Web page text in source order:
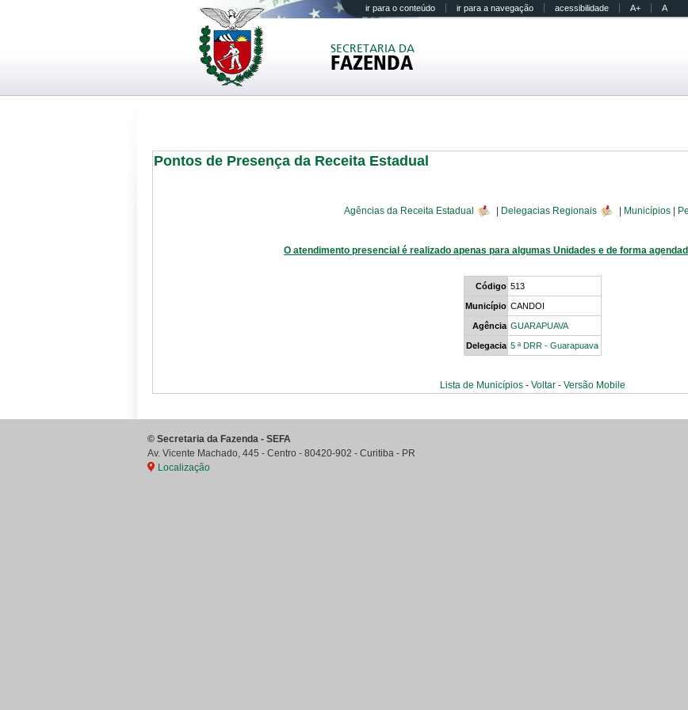
ir para o conteúdo ir para a navegação acessibilidade A+ A
SECRETARIA DA
FAZENDA
Pontos de Presença da Receita Estadual
Agências da Receita Estadual | Delegacias Regionais | Municípios |
O atendimento presencial é realizado apenas para algumas Unidades e de forma
Código 513
Município CANDOI
Agência GUARAPUAVA
Delegacia 5 ª DRR - Guarapuava
Lista de Municípios - Voltar - Versão Mobile
© Secretaria da Fazenda - SEFA
Av. Vicente Machado, 445 - Centro - 80420-902 - Curitiba - PR
Localização